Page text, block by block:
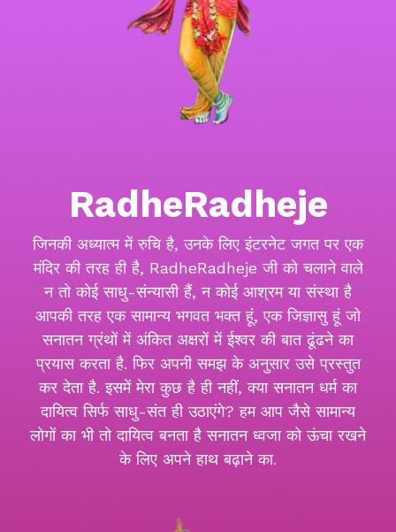
RadheRadheje
जिनकी अध्यात्म में रुचि है, उनके लिए इंटरनेट जगत पर एक
मंदिर की तरह ही है, RadheRadheje जी को चलाने वाले
न तो कोई साधु-संन्यासी हैं, न कोई आश्रम या संस्था है
आपकी तरह एक सामान्य भगवत भक्त हूं, एक जिज्ञासु हूं जो
सनातन ग्रंथों में अंकित अक्षरों में ईश्वर की बात ढूंढने का
प्रयास करता है. फिर अपनी समझ के अनुसार उसे प्रस्तुत
कर देता है. इसमें मेरा कुछ है ही नहीं, क्या सनातन धर्म का
दायित्व सिर्फ साधु-संत ही उठाएंगे? हम आप जैसे सामान्य
लोगों का भी तो दायित्व बनता है सनातन ध्वजा को ऊंचा रखने
के लिए अपने हाथ बढ़ाने का.